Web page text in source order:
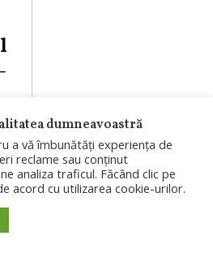
dumneavoastră
a vă îmbunătăți experiența de
reclame sau conținut
analiza traficul. Făcând clic pe
acord cu utilizarea cookie-urilor.